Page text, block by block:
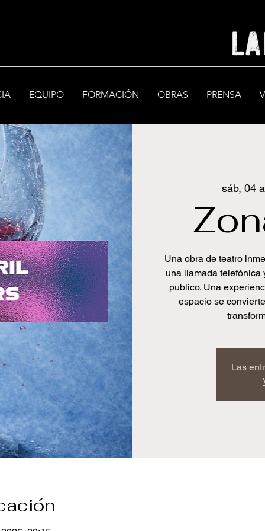
EQUIPO FORMACIÓN OBRAS PRENSA
sáb, 04
Una obra de teatro
una llamada telefónica
publico. Una
espacio se
Las